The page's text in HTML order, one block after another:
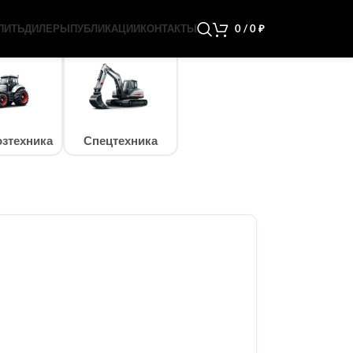
ДИЛЕРЫПУБЛИКАЦИИКОНТАКТЫ 0/0₽
Спецтехника